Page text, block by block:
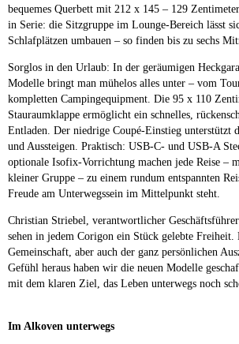
bequemes Querbett mit 212 x 145 – 129
in Serie: die Sitzgruppe im Lounge-Bereich lässt
Schlafplätzen umbauen – so finden bis zu sechs
Sorglos in den Urlaub: In der geräumigen
Modelle bringt man mühelos alles unter – vom
kompletten Campingequipment. Die 95 x 110
Stauraumklappe ermöglicht ein schnelles,
Entladen. Der niedrige Coupé-Einstieg unterstützt
und Aussteigen. Praktisch: USB-C- und USB-A
optionale Isofix-Vorrichtung machen jede Reise –
kleiner Gruppe – zu einem rundum entspannten
Freude am Unterwegssein im Mittelpunkt steht.
Christian Striebel, verantwortlicher
sehen in jedem Corigon ein Stück gelebte
Gemeinschaft, aber auch der ganz persönlichen
Gefühl heraus haben wir die neuen Modelle
mit dem klaren Ziel, das Leben unterwegs noch
Im Alkoven unterwegs